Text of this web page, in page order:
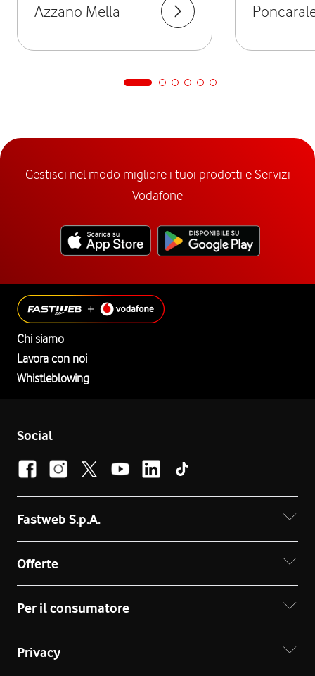
Azzano Mella
Gestisci nel modo migliore i tuoi prodotti e Servizi
Vodafone
Chi siamo
Lavora con noi
Whistleblowing
Social
Fastweb S.p.A.
Offerte
Per il consumatore
Privacy